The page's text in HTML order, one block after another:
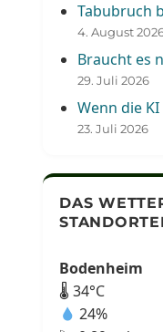
Tabubruch
4. August
Braucht es
29. Juli 2026
Wenn die
23. Juli 2026
DAS
Bodenheim
🌡 34°C
24%